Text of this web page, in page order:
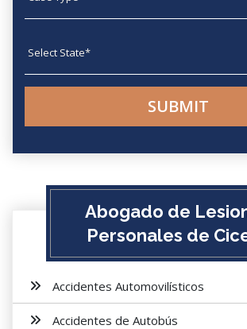
Abogado de
Personales de
Accidentes Automovilísticos
Accidentes de Autobús